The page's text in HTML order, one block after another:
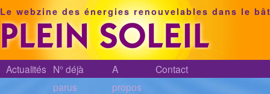
Le webzine des énergies renouvelables dans le
Actualités N° déjà
parus
A
propos
Contact